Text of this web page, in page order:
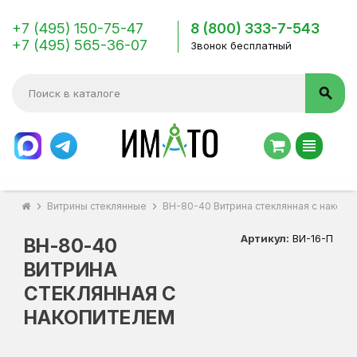
+7 (495) 150-75-47
+7 (495) 565-36-07
8 (800) 333-7-543
Звонок бесплатный
search
view_headline
chevron_right Витрины стеклянные chevron_right ВН-80-40 Витрина стеклянная с
ВН-80-40
ВИТРИНА
СТЕКЛЯННАЯ С
НАКОПИТЕЛЕМ
Артикул: ВИ-16-П